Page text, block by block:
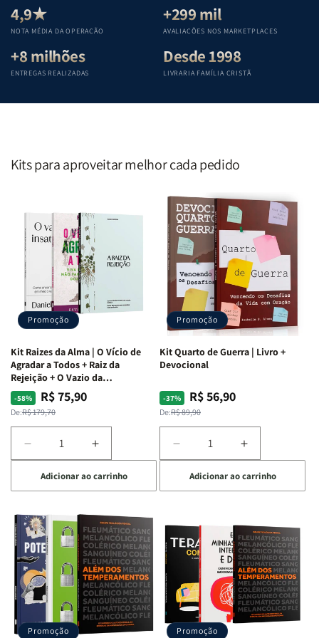
Teológica
Penkal
Penkal
Teológica
Penkal
4,9★
NOTA MÉDIA DA OPERAÇÃO
+299 mil
AVALIAÇÕES NOS MARKETPLACES
+8 milhões
ENTREGAS REALIZADAS
Desde 1998
LIVRARIA FAMÍLIA CRISTÃ
Kits para aproveitar melhor cada pedido
Promoção
Kit Raizes da Alma | O Vício de
Agradar a Todos + Raiz da
Rejeição + O Vazio da
Insatisfação.
-58%
Preço
normal
De:R$ 179,70
Preço
promocional
R$ 75,90
Diminuir
a
quantidade
de
Raizes
da
Alma
|
O
Vício
Agradar
Aumentar
a
quantidade
de
Raizes
da
Alma
|
O
Vício
de
Agradar
Adicionar ao carrinho
Promoção
Kit Quarto de Guerra | Livro +
Devocional
-37%
Preço
normal
De:R$ 89,90
Preço
promocional
R$ 56,90
Diminuir
a
quantidade
de
Quarto
de
Guerra
Livro
+
Devocional
Aumentar
a
quantidade
de
Quarto
de
Guerra
|
Livro
+
Devocional
Adicionar ao carrinho
Promoção Promoção